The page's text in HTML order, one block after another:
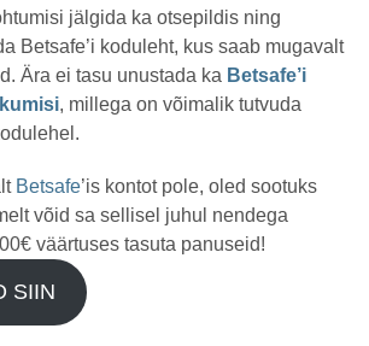
jälgida ka otsepildis ning
Betsafe’i koduleht, kus saab mugavalt
Ära ei tasu unustada ka Betsafe’i
, millega on võimalik tutvuda
Betsafe’is kontot pole, oled sootuks
võid sa sellisel juhul nendega
väärtuses tasuta panuseid!
SIIN